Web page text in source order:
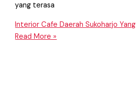
yang terasa
Interior Cafe Daerah Sukoharjo
Read More »